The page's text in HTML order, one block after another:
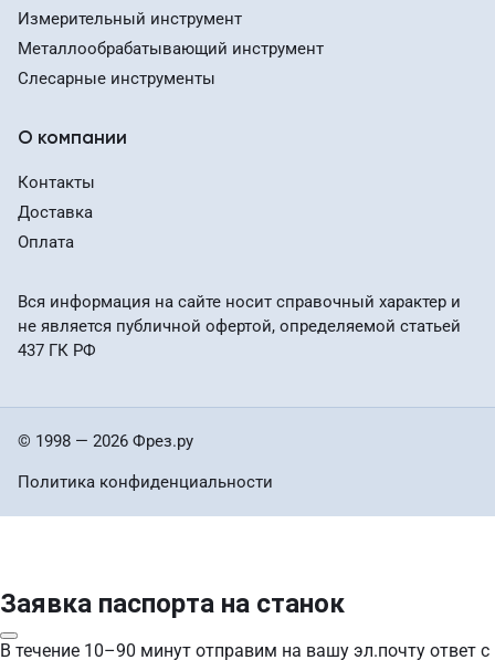
Измерительный инструмент
Металлообрабатывающий инструмент
Слесарные инструменты
О компании
Контакты
Доставка
Оплата
Вся информация на сайте носит справочный характер и
не является публичной офертой, определяемой статьей
437 ГК РФ
© 1998 — 2026 Фрез.ру
Политика конфиденциальности
Заявка паспорта на станок
В течение 10–90 минут отправим на вашу эл.почту ответ с